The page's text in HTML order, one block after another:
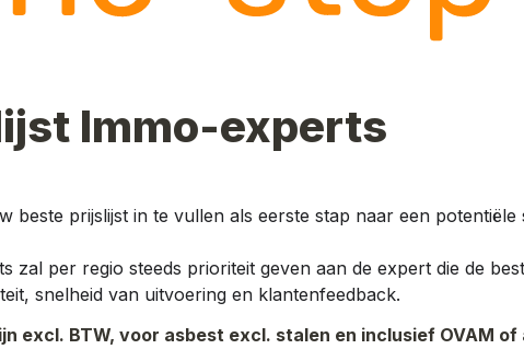
Immo-experts
beste prijslijst in te vullen als eerste stap naar een potentiële
zal per regio steeds prioriteit geven aan de expert die de
snelheid van uitvoering en klantenfeedback.
excl. BTW, voor asbest excl. stalen en inclusief OVAM of